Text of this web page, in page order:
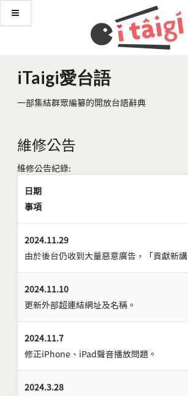
iTaigi愛台語
一部集結群眾編纂的開放台語辭典
維修公告
維修公告紀錄:
日期
事項
2024.11.29
由於後台仍收到大量惡意廣告，「貢獻新
2024.11.10
更新外部超連結網址及名稱。
2024.11.7
修正iPhone、iPad聲音播放問題。
2024.3.28